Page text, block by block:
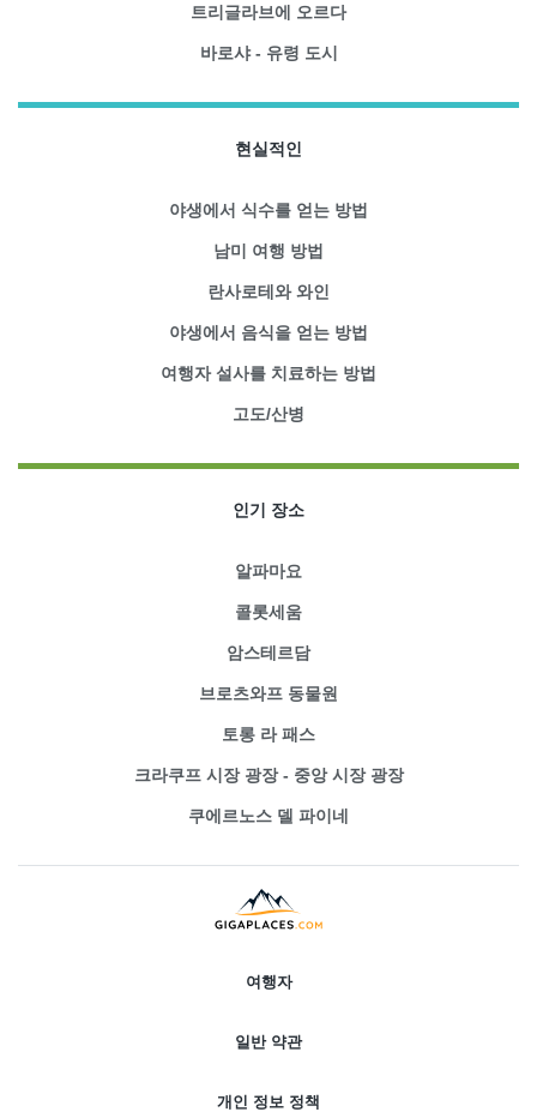
트리글라브에 오르다
바로샤 - 유령 도시
현실적인
야생에서 식수를 얻는 방법
남미 여행 방법
란사로테와 와인
야생에서 음식을 얻는 방법
여행자 설사를 치료하는 방법
고도/산병
인기 장소
알파마요
콜롯세움
암스테르담
브로츠와프 동물원
토롱 라 패스
크라쿠프 시장 광장 - 중앙 시장 광장
쿠에르노스 델 파이네
여행자
일반 약관
개인 정보 정책